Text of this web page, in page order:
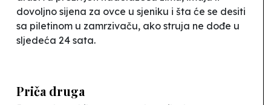
dovoljno sijena za ovce u sjeniku i šta će se desiti
sa piletinom u zamrzivaču, ako struja ne dođe u
sljedeća 24 sata.
Priča druga